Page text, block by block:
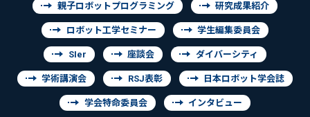
親子ロボットプログラミング 研究成果紹介
ロボット工学セミナー 学生編集委員会
SIer 座談会 ダイバーシティ
学術講演会 RSJ表彰 日本ロボット学会誌
学会特命委員会 インタビュー